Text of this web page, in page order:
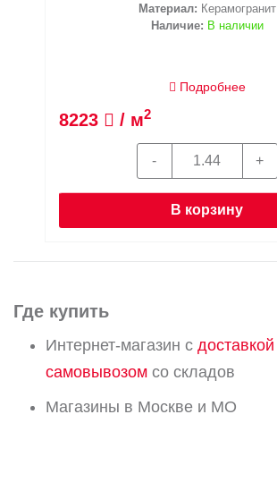
Материал: Керамогранит
Наличие: В наличии
Подробнее
8223 / м2
В корзину
Где купить
Интернет-магазин с доставкой
самовывозом со складов
Магазины в Москве и МО